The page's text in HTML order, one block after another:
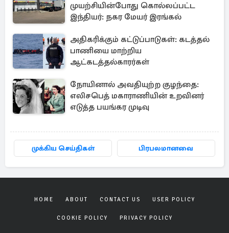
முயற்சியின்போது கொல்லப்பட்ட
இந்தியர்: நகர மேயர் இரங்கல்
அதிகரிக்கும் கட்டுப்பாடுகள்: கடத்தல்
பாணியை மாற்றிய
ஆட்கடத்தல்காரர்கள்
நோயினால் அவதியுற்ற குழந்தை:
எலிசபெத் மகாராணியின் உறவினர்
எடுத்த பயங்கர முடிவு
முக்கிய செய்திகள் பிரபலமானவை
HOME ABOUT CONTACT US USER POLICY
COOKIE POLICY PRIVACY POLICY